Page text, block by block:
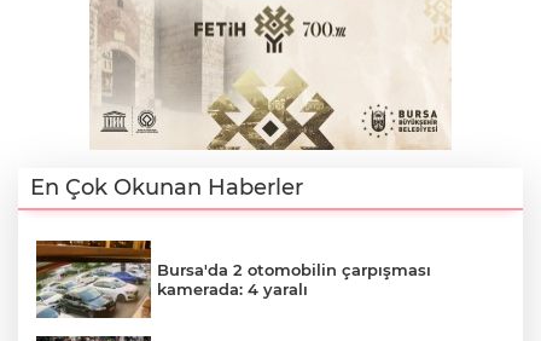
En Çok Okunan Haberler
Bursa'da 2 otomobilin çarpışması
kamerada: 4 yaralı